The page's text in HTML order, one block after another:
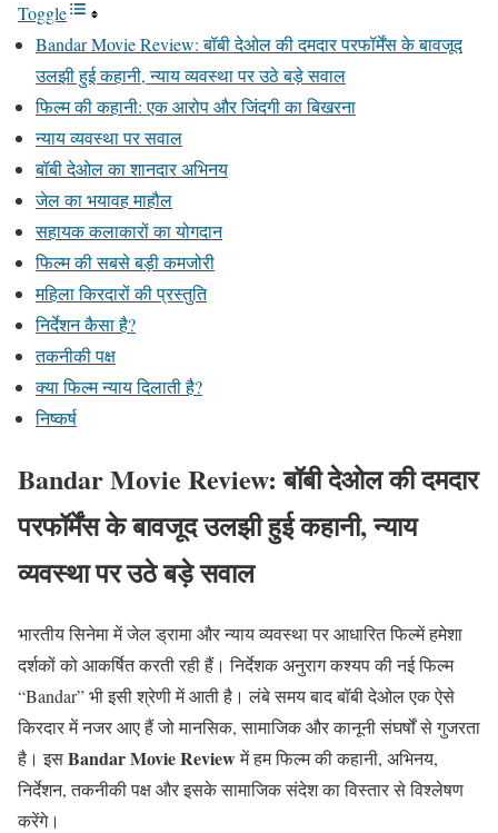
Toggle
Bandar Movie Review: बॉबी देओल की दमदार परफॉर्मेंस के बावजूद
उलझी हुई कहानी, न्याय व्यवस्था पर उठे बड़े सवाल
फिल्म की कहानी: एक आरोप और जिंदगी का बिखरना
न्याय व्यवस्था पर सवाल
बॉबी देओल का शानदार अभिनय
जेल का भयावह माहौल
सहायक कलाकारों का योगदान
फिल्म की सबसे बड़ी कमजोरी
महिला किरदारों की प्रस्तुति
निर्देशन कैसा है?
तकनीकी पक्ष
क्या फिल्म न्याय दिलाती है?
निष्कर्ष
Bandar Movie Review: बॉबी देओल की दमदार
परफॉर्मेंस के बावजूद उलझी हुई कहानी, न्याय
व्यवस्था पर उठे बड़े सवाल
भारतीय सिनेमा में जेल ड्रामा और न्याय व्यवस्था पर आधारित फिल्में हमेशा
दर्शकों को आकर्षित करती रही हैं। निर्देशक अनुराग कश्यप की नई फिल्म
“Bandar” भी इसी श्रेणी में आती है। लंबे समय बाद बॉबी देओल एक ऐसे
किरदार में नजर आए हैं जो मानसिक, सामाजिक और कानूनी संघर्षों से गुजरता
है। इसBandar Movie Reviewमें हम फिल्म की कहानी, अभिनय,
निर्देशन, तकनीकी पक्ष और इसके सामाजिक संदेश का विस्तार से विश्लेषण
करेंगे।